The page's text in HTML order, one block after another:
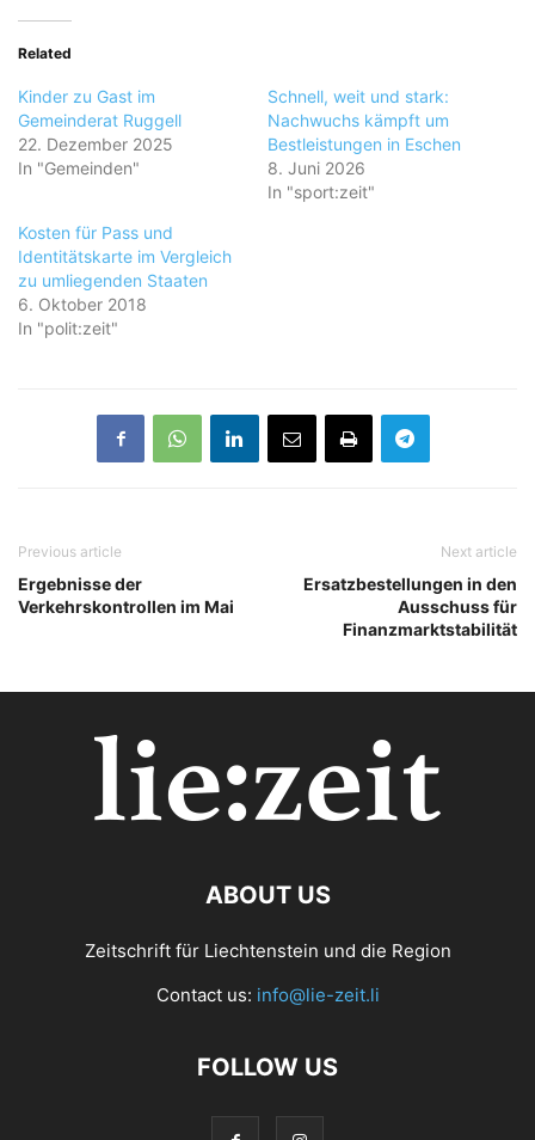
Related
Kinder zu Gast im
Gemeinderat Ruggell
22. Dezember 2025
In "Gemeinden"
Schnell, weit und stark:
Nachwuchs kämpft um
Bestleistungen in Eschen
8. Juni 2026
In "sport:zeit"
Kosten für Pass und
Identitätskarte im Vergleich
zu umliegenden Staaten
6. Oktober 2018
In "polit:zeit"
Previous article
Ergebnisse der
Verkehrskontrollen im Mai
Next article
Ersatzbestellungen in den
Ausschuss für
Finanzmarktstabilität
ABOUT US
Zeitschrift für Liechtenstein und die Region
Contact us: info@lie-zeit.li
FOLLOW US